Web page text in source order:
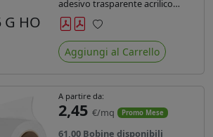
G HO
adesivo trasparente acrilico
hotmelt permanente, durata 5-7
anni, liner 140gr PE su entrambi
lati. Prestazioni di alto livello.
Dotato di certificato ignifugo
Preferiti
Aggiungi al Carrello
A partire da:
2,45 €/mq Promo Mese
61,00 Bobine disponibili